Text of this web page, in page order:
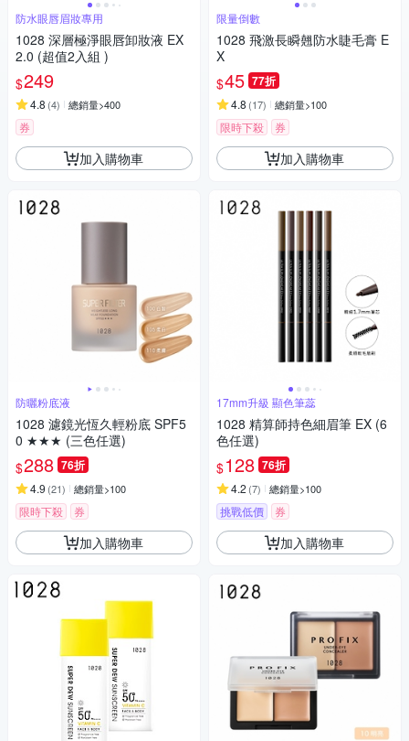
防水眼唇眉妝專用
1028 深層極淨眼唇卸妝液 EX
2.0 (超值2入組 )
$249
4.8 (4) 總銷量>400
券
加入購物車
防曬粉底液
1028 濾鏡光恆久輕粉底 SPF5
0 ★★★ (三色任選)
$288 76折
4.9 (21) 總銷量>100
限時下殺 券
加入購物車
限量倒數
1028 飛激長瞬翹防水睫毛膏 E
X
$45 77折
4.8 (17) 總銷量>100
限時下殺 券
加入購物車
17mm升級 顯色筆蕊
1028 精算師持色細眉筆 EX (6
色任選)
$128 76折
4.2 (7) 總銷量>100
挑戰低價 券
加入購物車